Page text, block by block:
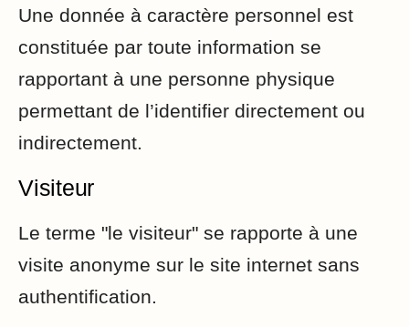
Une donnée à caractère personnel est
constituée par toute information se
rapportant à une personne physique
permettant de l’identifier directement ou
indirectement.
Visiteur
Le terme "le visiteur" se rapporte à une
visite anonyme sur le site internet sans
authentification.